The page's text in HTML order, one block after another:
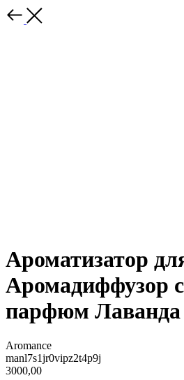
Ароматизатор
Аромадиффузор
парфюм Лаванда
Aromance
manl7s1jr0vipz2t4p9j
3000,00